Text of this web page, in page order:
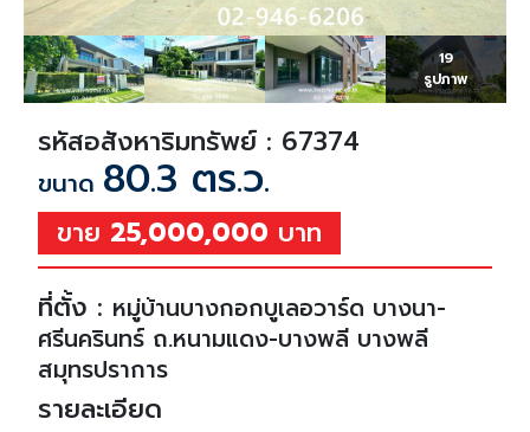
19
รูปภาพ
รหัสอสังหาริมทรัพย์ : 67374
ขนาด 80.3 ตร.ว.
ขาย 25,000,000 บาท
ที่ตั้ง : หมู่บ้านบางกอกบูเลอวาร์ด บางนา-
ศรีนครินทร์ ถ.หนามแดง-บางพลี บางพลี
สมุทรปราการ
รายละเอียด